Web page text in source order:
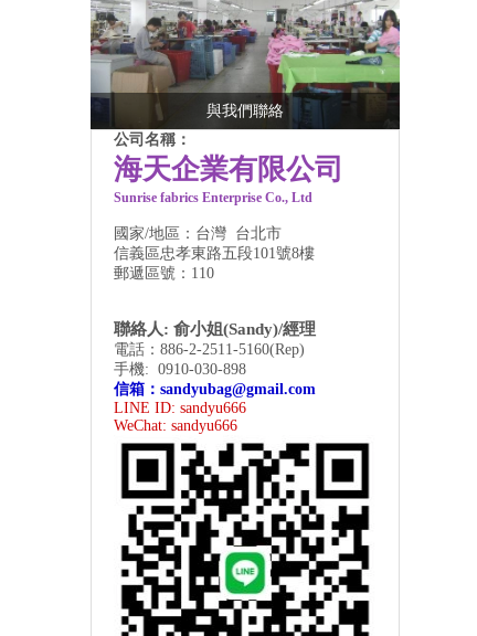
與我們聯絡
公司名稱：
海天企業有限公司
Sunrise fabrics Enterprise Co., Ltd
國家/地區：台灣 台北市
信義區忠孝東路五段101號8樓
郵遞區號：110
聯絡人: 俞小姐(Sandy)/經理
電話：886-2-2511-5160(Rep)
手機: 0910-030-898
信箱： sandyubag@gmail.com
LINE ID: sandyu666
WeChat: sandyu666